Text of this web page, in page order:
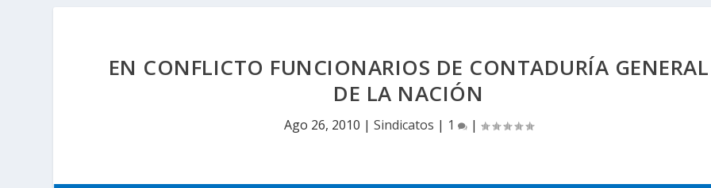
EN CONFLICTO FUNCIONARIOS DE CONTADURÍA GENERAL
DE LA NACIÓN
Ago 26, 2010 | Sindicatos | 1 |